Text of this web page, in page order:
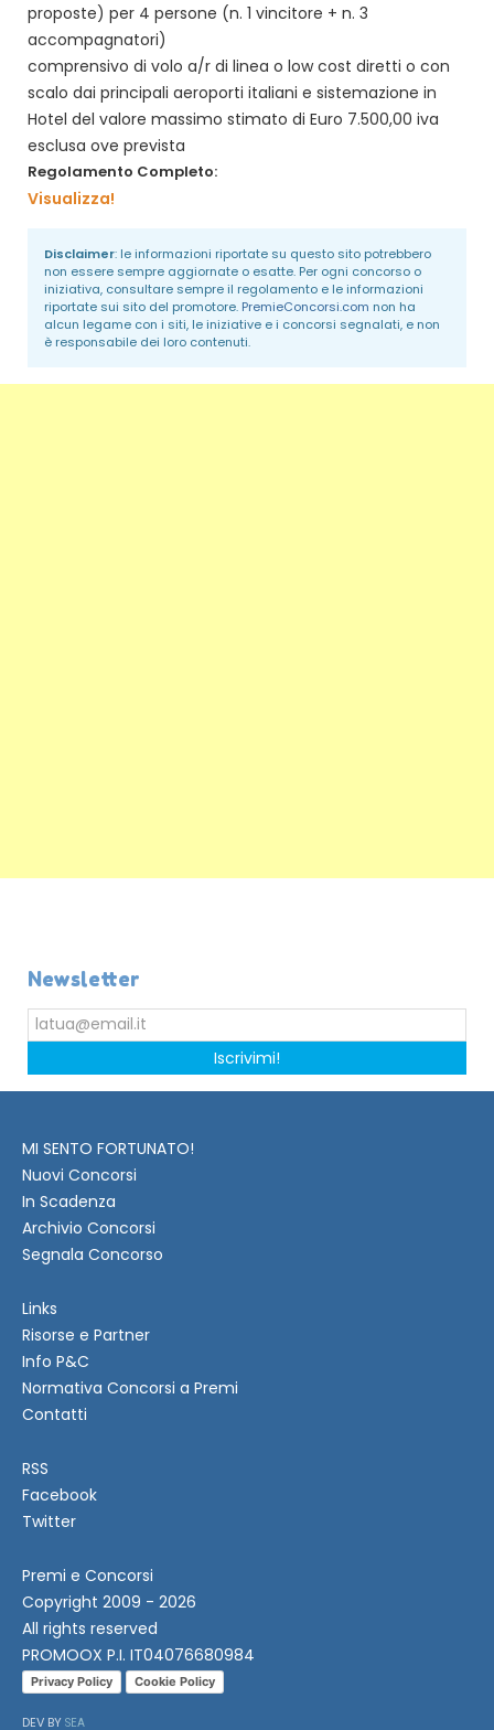
proposte) per 4 persone (n. 1 vincitore + n. 3
accompagnatori)
comprensivo di volo a/r di linea o low cost diretti o con
scalo dai principali aeroporti italiani e sistemazione in
Hotel del valore massimo stimato di Euro 7.500,00 iva
esclusa ove prevista
Regolamento Completo:
Visualizza!
Disclaimer: le informazioni riportate su questo sito potrebbero
non essere sempre aggiornate o esatte. Per ogni concorso o
iniziativa, consultare sempre il regolamento e le informazioni
riportate sui sito del promotore. PremieConcorsi.com non ha
alcun legame con i siti, le iniziative e i concorsi segnalati, e non
è responsabile dei loro contenuti.
Newsletter
Iscrivimi!
MI SENTO FORTUNATO!
Nuovi Concorsi
In Scadenza
Archivio Concorsi
Segnala Concorso
Links
Risorse e Partner
Info P&C
Normativa Concorsi a Premi
Contatti
RSS
Facebook
Twitter
Premi e Concorsi
Copyright 2009 - 2026
All rights reserved
PROMOOX P.I. IT04076680984
Privacy Policy Cookie Policy
DEV BY SEA